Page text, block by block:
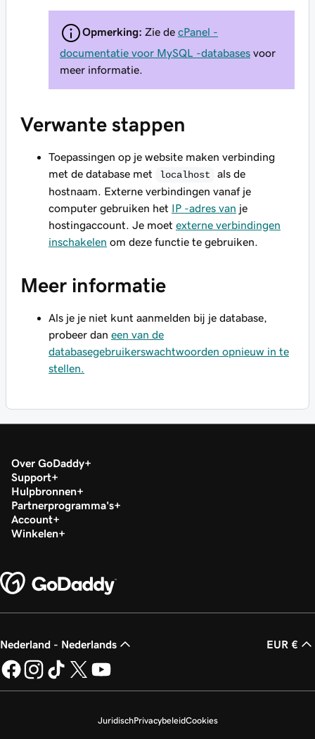
Opmerking: Zie de cPanel -
documentatie voor MySQL -databases voor
meer informatie.
Verwante stappen
Toepassingen op je website maken verbinding
met de database met
localhost
als de
hostnaam. Externe verbindingen vanaf je
computer gebruiken het IP -adres van je
hostingaccount. Je moet externe verbindingen
inschakelen om deze functie te gebruiken.
Meer informatie
Als je je niet kunt aanmelden bij je database,
probeer dan een van de
databasegebruikerswachtwoorden opnieuw in te
stellen.
Over GoDaddy
Support
Hulpbronnen
Partnerprogramma's
Account
Winkelen
Nederland - Nederlands EUR €
JuridischPrivacybeleidCookies